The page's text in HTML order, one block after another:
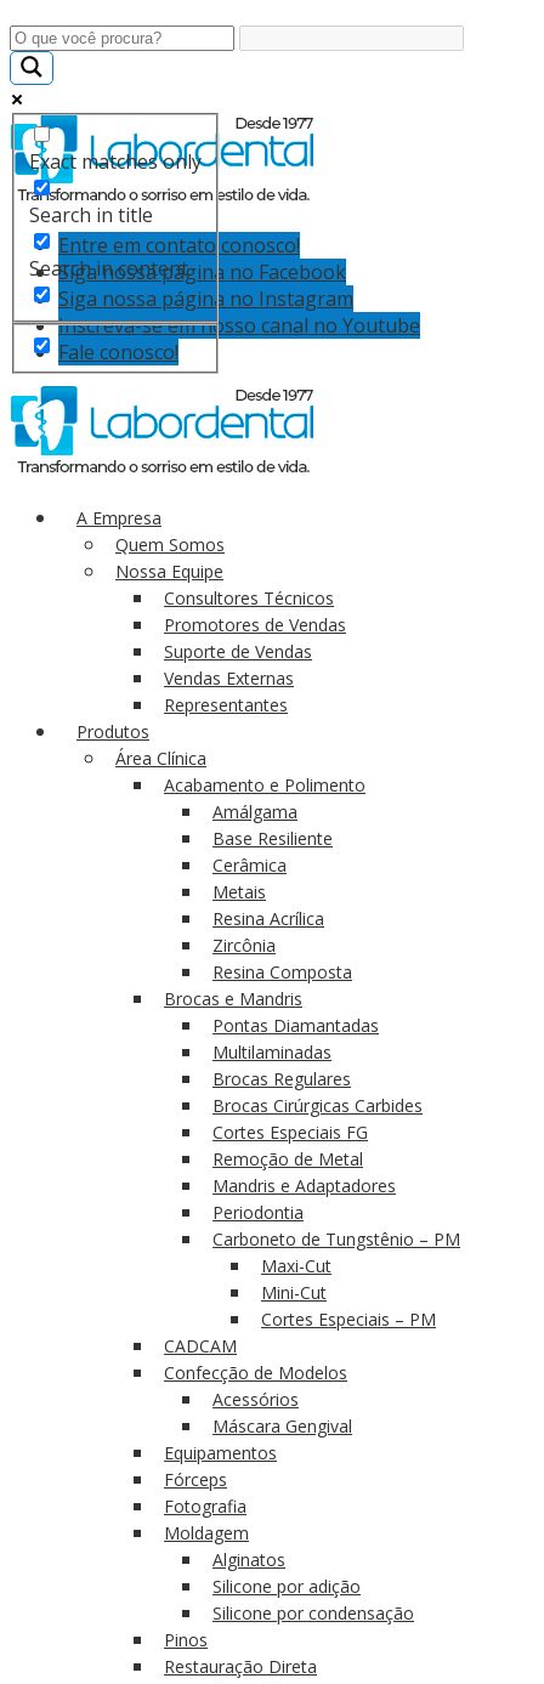
Exact matches only
Search in title
Search in content
Entre em contato conosco!
Siga nossa página no Facebook
Siga nossa página no Instagram
Inscreva-se em nosso canal no Youtube
Fale conosco!
A Empresa
Quem Somos
Nossa Equipe
Consultores Técnicos
Promotores de Vendas
Suporte de Vendas
Vendas Externas
Representantes
Produtos
Área Clínica
Acabamento e Polimento
Amálgama
Base Resiliente
Cerâmica
Metais
Resina Acrílica
Zircônia
Resina Composta
Brocas e Mandris
Pontas Diamantadas
Multilaminadas
Brocas Regulares
Brocas Cirúrgicas Carbides
Cortes Especiais FG
Remoção de Metal
Mandris e Adaptadores
Periodontia
Carboneto de Tungstênio – PM
Maxi-Cut
Mini-Cut
Cortes Especiais – PM
CADCAM
Confecção de Modelos
Acessórios
Máscara Gengival
Equipamentos
Fórceps
Fotografia
Moldagem
Alginatos
Silicone por adição
Silicone por condensação
Pinos
Restauração Direta